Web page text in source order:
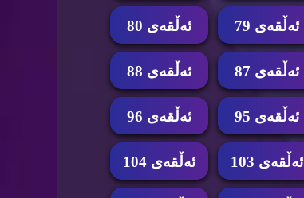
ئه‌ڵقه‌ی 79 ئه‌ڵقه‌ی 80
ئه‌ڵقه‌ی 87 ئه‌ڵقه‌ی 88
ئه‌ڵقه‌ی 95 ئه‌ڵقه‌ی 96
ئه‌ڵقه‌ی 103 ئه‌ڵقه‌ی 104